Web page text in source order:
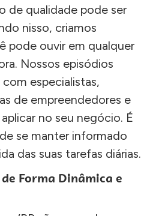
de qualidade pode ser
nisso, criamos
pode ouvir em qualquer
Nossos episódios
especialistas,
de empreendedores e
no seu negócio. É
se manter informado
das suas tarefas diárias.
Forma Dinâmica e